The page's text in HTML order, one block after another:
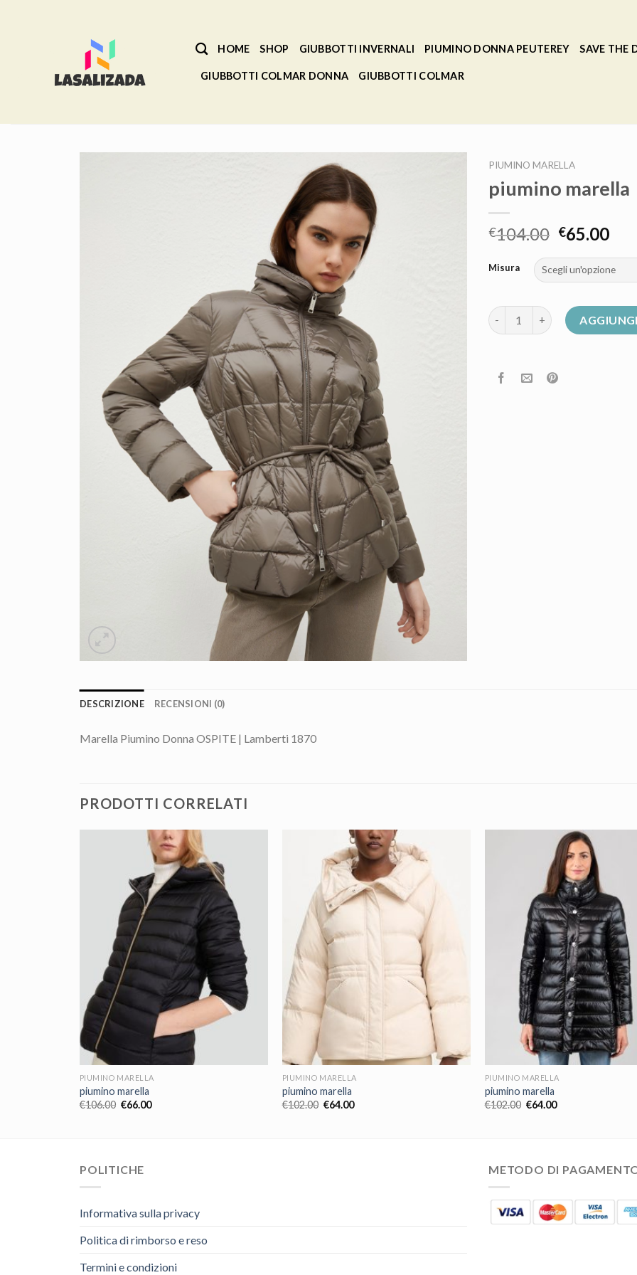
HOME SHOP GIUBBOTTI INVERNALI PIUMINO DONNA PEUTEREY SAVE THE
GIUBBOTTI COLMAR DONNA GIUBBOTTI COLMAR
PIUMINO MARELLA
piumino marella
€104.00 €65.00
Misura
piumino marella quantità
DESCRIZIONE RECENSIONI (0)
Marella Piumino Donna OSPITE | Lamberti 1870
PRODOTTI CORRELATI
PIUMINO MARELLA
piumino marella
€106.00 €66.00
PIUMINO MARELLA
piumino marella
€102.00 €64.00
PIUMINO MARELLA
piumino marella
€102.00 €64.00
POLITICHE
Informativa sulla privacy
Politica di rimborso e reso
Termini e condizioni
METODO DI